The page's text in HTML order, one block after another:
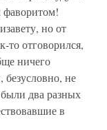
фаворитом!
но от
то отговорился,
ничего
безусловно, не
два разных
в